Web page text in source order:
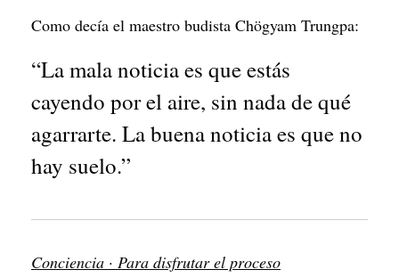
Como decía el maestro budista Chögyam Trungpa:
“La mala noticia es que estás
cayendo por el aire, sin nada de qué
agarrarte. La buena noticia es que no
hay suelo.”
Conciencia · Para disfrutar el proceso